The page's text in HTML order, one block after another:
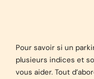
Pour savoir si un
plusieurs indices et
vous aider. Tout